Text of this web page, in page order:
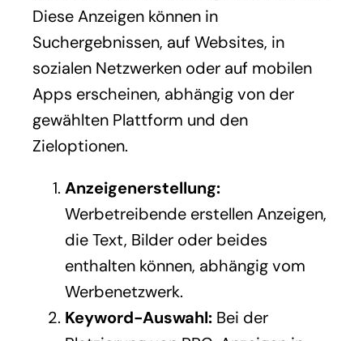
Diese Anzeigen können in
Suchergebnissen, auf Websites, in
sozialen Netzwerken oder auf mobilen
Apps erscheinen, abhängig von der
gewählten Plattform und den
Zieloptionen.
Anzeigenerstellung:
Werbetreibende erstellen Anzeigen,
die Text, Bilder oder beides
enthalten können, abhängig vom
Werbenetzwerk.
Keyword-Auswahl: Bei der